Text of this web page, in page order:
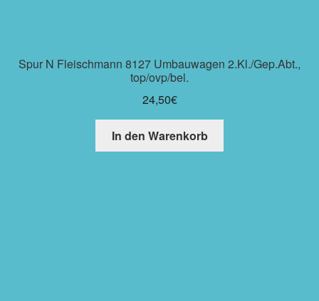
Spur N Fleischmann 8127 Umbauwagen 2.Kl./Gep.Abt.,
top/ovp/bel.
24,50€
In den Warenkorb